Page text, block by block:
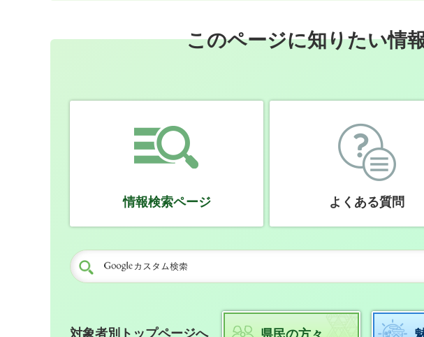
このページに知りたい情
情報検索ページ よくある質問
対象者別トップページへ